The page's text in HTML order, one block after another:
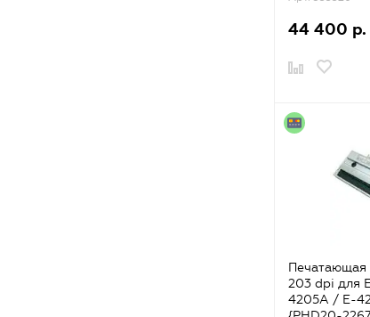
44 400 р.
Печатающая
203 dpi для
4205A / E-